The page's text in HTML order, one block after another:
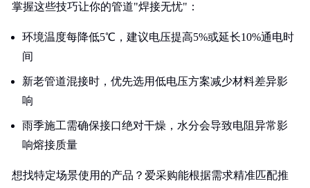
掌握这些技巧让你的管道"焊接无忧"：
环境温度每降低5℃，建议电压提高5%或延长10%通电时
间
新老管道混接时，优先选用低电压方案减少材料差异影
响
雨季施工需确保接口绝对干燥，水分会导致电阻异常影
响熔接质量
想找特定场景使用的产品？爱采购能根据需求精准匹配推